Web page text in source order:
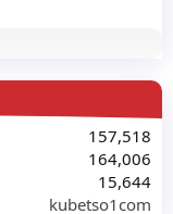
157,518
164,006
15,644
kubetso1com